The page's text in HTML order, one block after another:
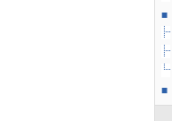
■
■